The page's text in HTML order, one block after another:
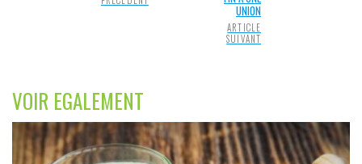
UNION
ARTICLE
SUIVANT
VOIR EGALEMENT